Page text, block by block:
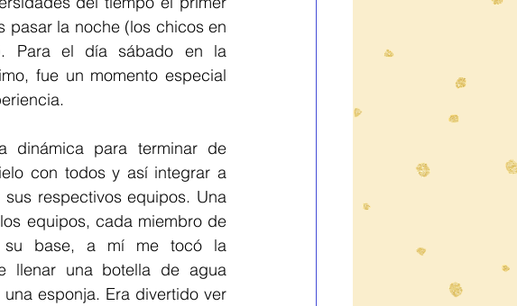
pasar la noche (los chicos en
Para el día sábado en la
fue un momento especial
dinámica para terminar de
con todos y así integrar a
respectivos equipos. Una
equipos, cada miembro de
su base, a mí me tocó la
llenar una botella de agua
una esponja. Era divertido ver